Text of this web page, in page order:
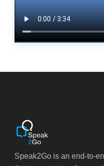
Speak2Go is an end-to-